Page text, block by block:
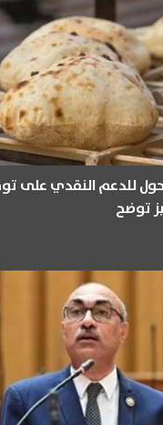
للدعم النقدي على
توضح